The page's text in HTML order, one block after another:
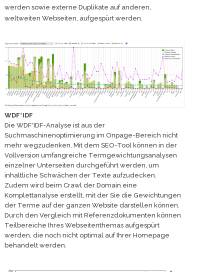
werden sowie externe Duplikate auf anderen,
weltweiten Webseiten, aufgespürt werden.
WDF*IDF
Die WDF*IDF-Analyse ist aus der
Suchmaschinenoptimierung im Onpage-Bereich nicht
mehr wegzudenken. Mit dem SEO-Tool können in der
Vollversion umfangreiche Termgewichtungsanalysen
einzelner Unterseiten durchgeführt werden, um
inhaltliche Schwächen der Texte aufzudecken.
Zudem wird beim Crawl der Domain eine
Komplettanalyse erstellt, mit der Sie die Gewichtungen
der Terme auf der ganzen Website darstellen können.
Durch den Vergleich mit Referenzdokumenten können
Teilbereiche Ihres Webseitenthemas aufgespürt
werden, die noch nicht optimal auf Ihrer Homepage
behandelt werden.